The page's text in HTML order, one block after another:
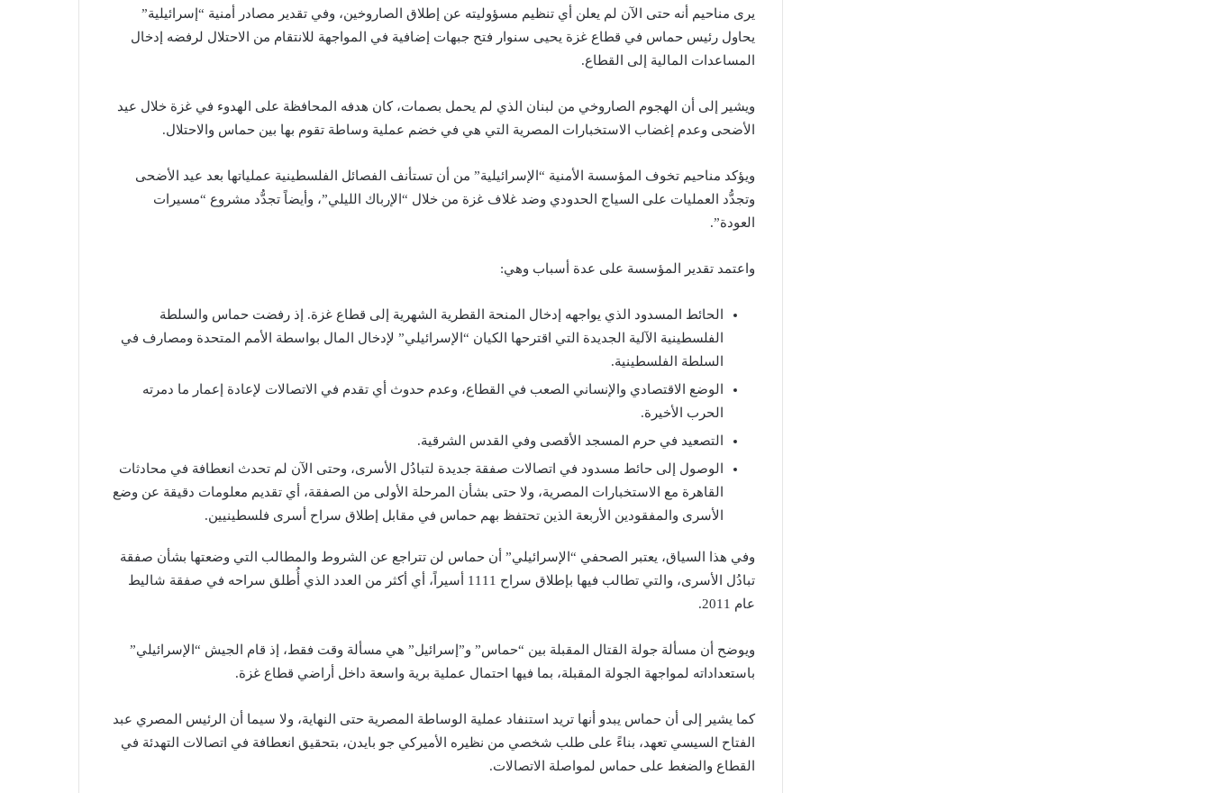
يرى مناحيم أنه حتى الآن لم يعلن أي تنظيم مسؤوليته عن إطلاق الصاروخين، وفي تقدير مصادر أمنية “إسرائيلية”
يحاول رئيس حماس في قطاع غزة يحيى سنوار فتح جبهات إضافية في المواجهة للانتقام من الاحتلال لرفضه إدخال
المساعدات المالية إلى القطاع.
ويشير إلى أن الهجوم الصاروخي من لبنان الذي لم يحمل بصمات، كان هدفه المحافظة على الهدوء في غزة خلال عيد
الأضحى وعدم إغضاب الاستخبارات المصرية التي هي في خضم عملية وساطة تقوم بها بين حماس والاحتلال.
ويؤكد مناحيم تخوف المؤسسة الأمنية “الإسرائيلية” من أن تستأنف الفصائل الفلسطينية عملياتها بعد عيد الأضحى
وتجدُّد العمليات على السياج الحدودي وضد غلاف غزة من خلال “الإرباك الليلي”، وأيضاً تجدُّد مشروع “مسيرات
العودة”.
واعتمد تقدير المؤسسة على عدة أسباب وهي:
الحائط المسدود الذي يواجهه إدخال المنحة القطرية الشهرية إلى قطاع غزة. إذ رفضت حماس والسلطة
الفلسطينية الآلية الجديدة التي اقترحها الكيان “الإسرائيلي” لإدخال المال بواسطة الأمم المتحدة ومصارف في
السلطة الفلسطينية.
الوضع الاقتصادي والإنساني الصعب في القطاع، وعدم حدوث أي تقدم في الاتصالات لإعادة إعمار ما دمرته
الحرب الأخيرة.
التصعيد في حرم المسجد الأقصى وفي القدس الشرقية.
الوصول إلى حائط مسدود في اتصالات صفقة جديدة لتبادُل الأسرى، وحتى الآن لم تحدث انعطافة في محادثات
القاهرة مع الاستخبارات المصرية، ولا حتى بشأن المرحلة الأولى من الصفقة، أي تقديم معلومات دقيقة عن وضع
الأسرى والمفقودين الأربعة الذين تحتفظ بهم حماس في مقابل إطلاق سراح أسرى فلسطينيين.
وفي هذا السياق، يعتبر الصحفي “الإسرائيلي” أن حماس لن تتراجع عن الشروط والمطالب التي وضعتها بشأن صفقة
تبادُل الأسرى، والتي تطالب فيها بإطلاق سراح 1111 أسيراً، أي أكثر من العدد الذي أُطلق سراحه في صفقة شاليط
عام 2011.
ويوضح أن مسألة جولة القتال المقبلة بين “حماس” و”إسرائيل” هي مسألة وقت فقط، إذ قام الجيش “الإسرائيلي”
باستعداداته لمواجهة الجولة المقبلة، بما فيها احتمال عملية برية واسعة داخل أراضي قطاع غزة.
كما يشير إلى أن حماس يبدو أنها تريد استنفاد عملية الوساطة المصرية حتى النهاية، ولا سيما أن الرئيس المصري عبد
الفتاح السيسي تعهد، بناءً على طلب شخصي من نظيره الأميركي جو بايدن، بتحقيق انعطافة في اتصالات التهدئة في
القطاع والضغط على حماس لمواصلة الاتصالات.